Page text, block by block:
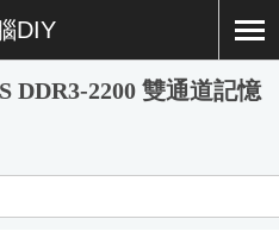
DIY
2200 雙通道記憶